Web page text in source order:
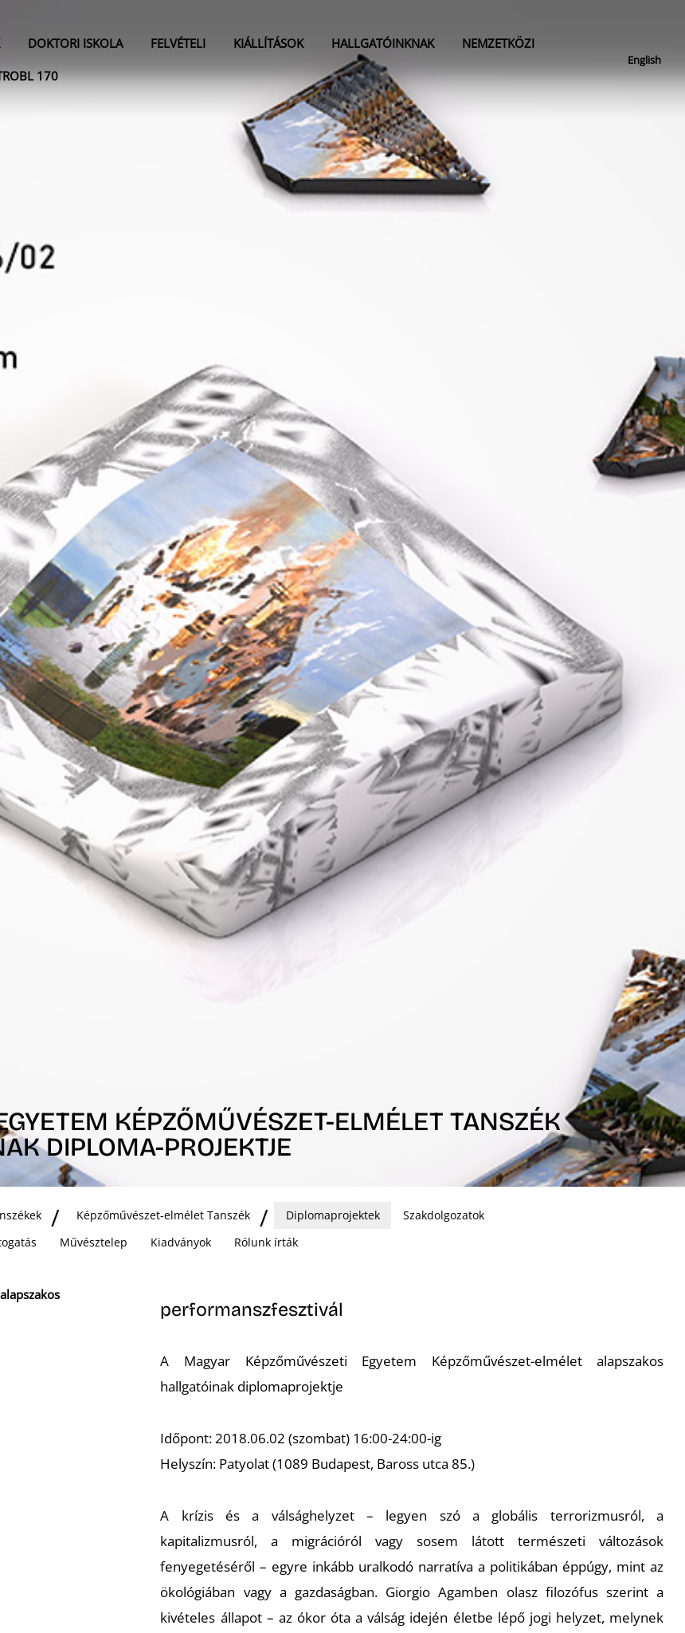
DOKTORI ISKOLA FELVÉTELI KIÁLLÍTÁSOK HALLGATÓINKNAK
NEMZETKÖZI
170
English
KÉPZŐMŰVÉSZET-ELMÉLET TANSZÉK
DIPLOMA-PROJEKTJE
Képzőművészet-elmélet Tanszék Diplomaprojektek
Szakdolgozatok
Művésztelep Kiadványok Rólunk írták
performanszfesztivál
A Magyar Képzőművészeti Egyetem Képzőművészet-elmélet alapszakos
hallgatóinak diplomaprojektje
Időpont: 2018.06.02 (szombat) 16:00-24:00-ig
Helyszín: Patyolat (1089 Budapest, Baross utca 85.)
A krízis és a válsághelyzet – legyen szó a globális terrorizmusról, a
kapitalizmusról, a migrációról vagy sosem látott természeti változások
fenyegetéséről – egyre inkább uralkodó narratíva a politikában éppúgy, mint az
ökológiában vagy a gazdaságban. Giorgio Agamben olasz filozófus szerint a
kivételes állapot – az ókor óta a válság idején életbe lépő jogi helyzet, melynek